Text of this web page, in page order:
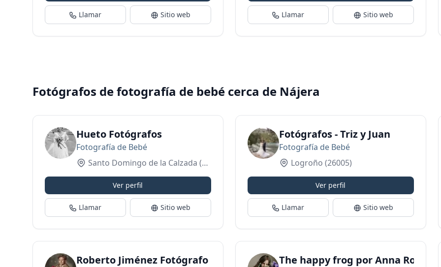
Llamar Sitio web Llamar Sitio web
Fotógrafos de fotografía de bebé cerca de Nájera
Hueto Fotógrafos
Fotografía de Bebé
Santo Domingo de la Calzada (26250)
Ver perfil
Llamar Sitio web
Fotógrafos - Triz y Juan
Fotografía de Bebé
Logroño (26005)
Ver perfil
Llamar Sitio web
Roberto Jiménez Fotógrafo The happy frog por Anna Rouret